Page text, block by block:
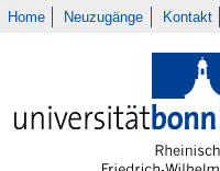
Home Neuzugänge Kontakt